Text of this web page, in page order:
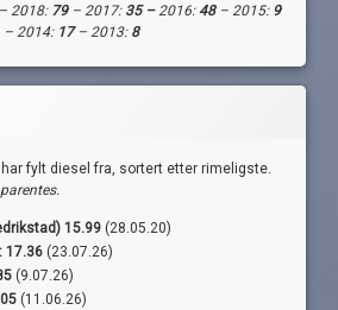
2018: 79– 2017: 35 –2016:48– 2015: 9
– 2014: 17– 2013: 8
fylt diesel fra, sortert etter rimeligste.
15.99 (28.05.20)
17.36 (23.07.26)
(9.07.26)
(11.06.26)